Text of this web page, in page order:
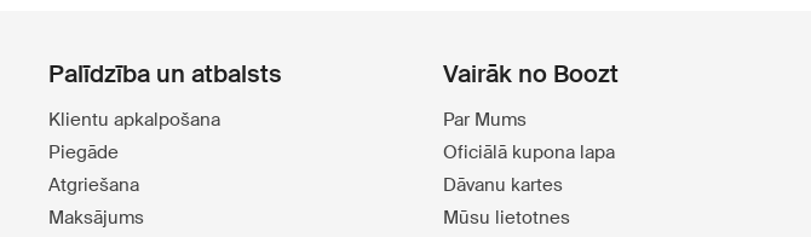
Palīdzība un atbalsts
Klientu apkalpošana
Piegāde
Atgriešana
Maksājums
Vairāk no Boozt
Par Mums
Oficiālā kupona lapa
Dāvanu kartes
Mūsu lietotnes